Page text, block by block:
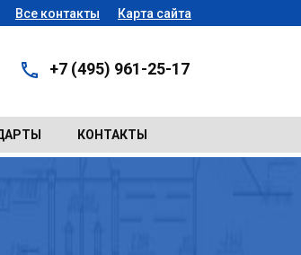
Все контакты Карта сайта
+7 (495) 961-25-17
КОНТАКТЫ